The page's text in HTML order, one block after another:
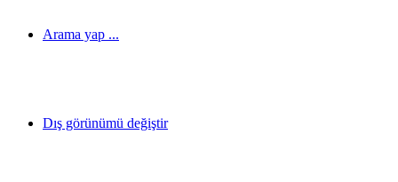
Arama yap ...
Dış görünümü değiştir